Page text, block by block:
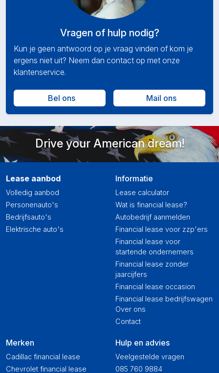
Vragen of hulp nodig?
Kun je geen antwoord op je vraag vinden of kom je
ergens niet uit? Neem dan contact op met onze
klantenservice.
Bel ons Mail ons
Drive your American dream!
Lease aanbod
Volledig aanbod
Personenauto's
Bedrijfsauto's
Elektrische auto's
Merken
Cadillac financial lease
Chevrolet financial lease
Informatie
Lease calculator
Wat is financial lease?
Autobedrijf aanmelden
Financial lease voor zzp'ers
Financial lease voor
startende ondernemers
Financial lease zonder
jaarcijfers
Financial lease occasion
Financial lease bedrijfswagen
Over ons
Contact
Hulp en advies
Veelgestelde vragen
085 760 9884